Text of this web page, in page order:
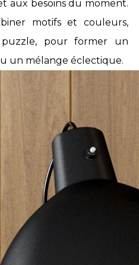
aux besoins du moment.
motifs et couleurs,
pour former un
un mélange éclectique.